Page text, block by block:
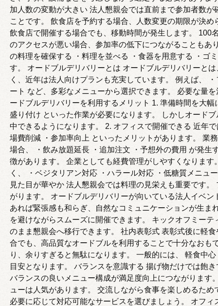
加人数の変動が大きい 法人懇親会では直前まで参加者数
ことです。 飲食店を予約する場合、人数変更の期限が決
飲食店で開催する場合でも、移動時間が発生します。 100
のアクセスが悪い場合、参加率の低下につながることも
の料理を確保する ・料理を並べる ・食器を用意する ・ゴ
す。 オードブルデリバリーとは オードブルデリバリーと
く、近年は法人向けプランも充実しています。 例えば、
ート など、多彩なメニューから選択できます。 必要な量
ードブルデリバリーを利用するメリット 1. 準備時間を大
盛り付け といった作業が必要になります。 しかしオード
中できるようになります。 2. オフィスで開催できる 近年
場費削減 ・参加率向上 といったメリットがあります。 業
場合、 ・飲み放題延長 ・追加注文 ・予想外の費用 が発
徴があります。 企業としても経費管理がしやすくなりま
く、 ・ベジタリアン対応 ・ハラール対応 ・低糖質メニュ
見た目が華やか 法人懇親会では料理の見栄えも重要です
がります。 オードブルデリバリーが向いている法人イベ
あれば緊張感も和らぎ、自然なコミュニケーションが生
を避けながらスムーズに開催できます。 キックオフミー
のまま懇親会へ移行できます。 社内表彰式 表彰式後に軽
合でも、高品質なオードブルを利用することで十分なお
り、余りすぎると無駄になります。 一般的には、 軽食中
目安となります。 バランスを意識する 揚げ物だけでは飽
バランスの良いメニュー構成が満足度向上につながりま
ューは人気があります。 交流しながら食事を楽しめるた
必要に応じて対応可能なサービスを選びましょう。 オフ